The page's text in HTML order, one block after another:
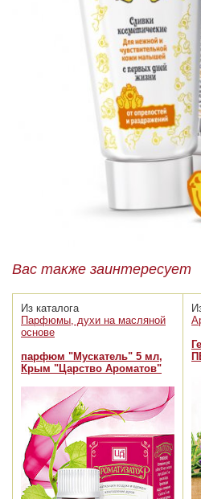
Вас также заинтересует
Из каталога
Парфюмы, духи на масляной
основе
парфюм "Мускатель" 5 мл,
Крым "Царство Ароматов"